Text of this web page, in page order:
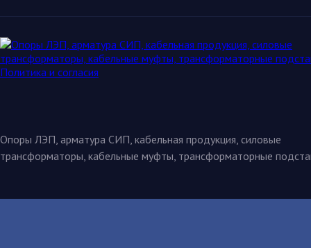
Опоры ЛЭП, арматура СИП, кабельная продукция, силовые
трансформаторы, кабельные муфты, трансформаторные